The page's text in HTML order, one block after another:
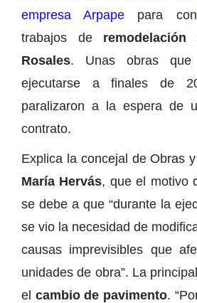
empresa Arpape para
trabajos de
Rosales. Unas obras que
ejecutarse a finales de
paralizaron a la espera de
contrato.
Explica la concejal de Obras
María Hervás, que el motivo
se debe a que “durante la
se vio la necesidad de
causas imprevisibles que
unidades de obra”. La
el cambio de pavimento.